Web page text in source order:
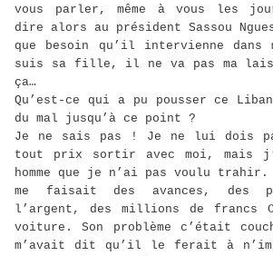
vous parler, même à vous les
dire alors au président Sassou
que besoin qu’il intervienne
suis sa fille, il ne va pas ma
ça…
Qu’est-ce qui a pu pousser ce
du mal jusqu’à ce point ?
Je ne sais pas ! Je ne lui dois
tout prix sortir avec moi, mais
homme que je n’ai pas voulu
me faisait des avances, des
l’argent, des millions de francs
voiture. Son problème c’était
m’avait dit qu’il le ferait à